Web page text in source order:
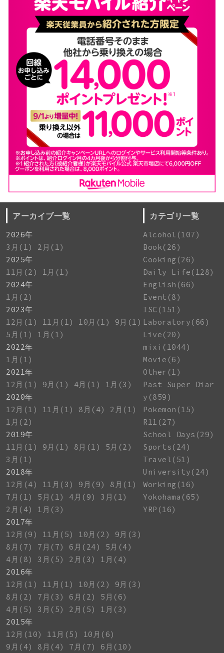
アーカイブ一覧
2026年
3月(1)
2月(1)
2025年
11月(2)
1月(1)
2024年
1月(2)
2023年
12月(1)
11月(1) 10月(1)
9月(1)
5月(1)
1月(1)
2022年
1月(1)
2021年
12月(1)
9月(1) 4月(1)
1月(3)
2020年
12月(1)
11月(1) 8月(4)
2月(1)
1月(2)
2019年
11月(1)
9月(1) 8月(1)
5月(2)
3月(1)
2018年
12月(4)
11月(3) 9月(9)
8月(1)
7月(1)
5月(1) 4月(9)
3月(1)
2月(4)
1月(3)
2017年
12月(9)
11月(5) 10月(2)
9月(3)
8月(7)
7月(7) 6月(24)
5月(4)
4月(8)
3月(5) 2月(3)
1月(4)
2016年
12月(1)
11月(1) 10月(2)
9月(3)
8月(2)
7月(3) 6月(2)
5月(6)
4月(5)
3月(5) 2月(5)
1月(3)
2015年
12月(10)
11月(5)
10月(6)
9月(4)
8月(4) 7月(7)
6月(10)
カテゴリ一覧
Alcohol(107)
Book(26)
Cooking(26)
Daily Life(128)
English(66)
Event(8)
ISC(151)
Laboratory(66)
Live(20)
mixi(1044)
Movie(6)
Other(1)
Past Super Diar
y(859)
Pokemon(15)
R11(27)
School Days(29)
Sports(24)
Travel(51)
University(24)
Working(16)
Yokohama(65)
YRP(16)